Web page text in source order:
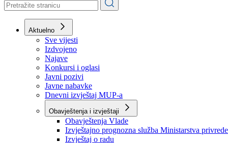
Aktuelno
Sve vijesti
Izdvojeno
Najave
Konkursi i oglasi
Javni pozivi
Javne nabavke
Dnevni izvještaj MUP-a
Obavještenja i izvještaji